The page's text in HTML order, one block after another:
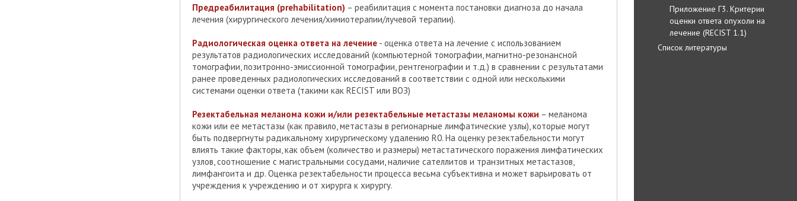
Приложение Г3. Критерии
оценки ответа опухоли на
лечение (RECIST 1.1)
Список литературы
Предреабилитация (prehabilitation) – реабилитация с момента постановки диагноза до начала
лечения (хирургического лечения/химиотерапии/лучевой терапии).
Радиологическая оценка ответа на лечение - оценка ответа на лечение с использованием
результатов радиологических исследований (компьютерной томографии, магнитно-резонансной
томографии, позитронно-эмиссионной томографии, рентгенографии и т.д.) в сравнении с результатами
ранее проведенных радиологических исследований в соответствии с одной или несколькими
системами оценки ответа (такими как RECIST или ВОЗ)
Резектабельная меланома кожи и/или резектабельные метастазы меланомы кожи – меланома
кожи или ее метастазы (как правило, метастазы в регионарные лимфатические узлы), которые могут
быть подвергнуты радикальному хирургическому удалению R0. На оценку резектабельности могут
влиять такие факторы, как объем (количество и размеры) метастатического поражения лимфатических
узлов, соотношение с магистральными сосудами, наличие сателлитов и транзитных метастазов,
лимфангоита и др. Оценка резектабельности процесса весьма субъективна и может варьировать от
учреждения к учреждению и от хирурга к хирургу.